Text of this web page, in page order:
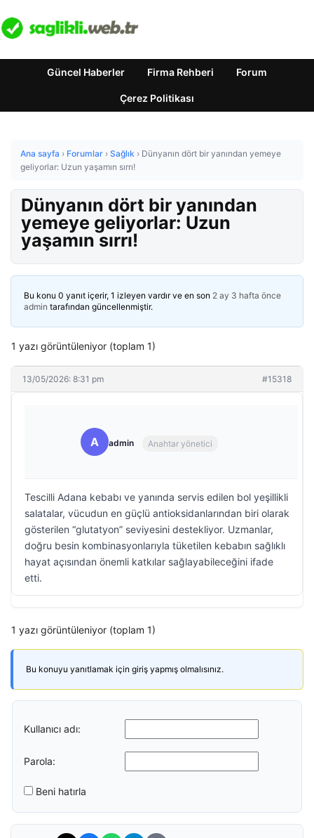
Güncel Haberler Firma Rehberi Forum
Çerez Politikası
Ana sayfa › Forumlar › Sağlık › Dünyanın dört bir yanından yemeye
geliyorlar: Uzun yaşamın sırrı!
Dünyanın dört bir yanından
yemeye geliyorlar: Uzun
yaşamın sırrı!
Bu konu 0 yanıt içerir, 1 izleyen vardır ve en son 2 ay 3 hafta önce
admin tarafından güncellenmiştir.
1 yazı görüntüleniyor (toplam 1)
13/05/2026: 8:31 pm #15318
A admin Anahtar yönetici
Tescilli Adana kebabı ve yanında servis edilen bol yeşillikli
salatalar, vücudun en güçlü antioksidanlarından biri olarak
gösterilen “glutatyon” seviyesini destekliyor. Uzmanlar,
doğru besin kombinasyonlarıyla tüketilen kebabın sağlıklı
hayat açısından önemli katkılar sağlayabileceğini ifade
etti.
1 yazı görüntüleniyor (toplam 1)
Bu konuyu yanıtlamak için giriş yapmış olmalısınız.
Kullanıcı adı:
Parola:
Beni hatırla